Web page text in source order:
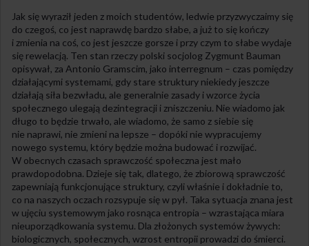
Jak się wyraził jeden z moich studentów, ledwie przyzwyczaimy się
do czegoś, co jest naprawdę bardzo słabe, a już to się kończy
i zmienia na coś, co jest jeszcze gorsze i przy czym to słabe wydaje
się rewelacją. Ten stan rzeczy polski socjolog Zygmunt Bauman
opisywał, za Antonio Gramscim, jako interregnum – czas pomiędzy
działającymi systemami, gdy stare struktury niekiedy jeszcze
działają siła bezwładu, ale generalnie zasady i wzorce życia
społecznego ulegają dezintegracji i zniszczeniu. Nie wiadomo jak
długo to będzie trwało, ale wiadomo, że samo z siebie się
nie naprawi, nie zmieni na lepsze – dopóki nie wypracujemy
nowego systemu, który będzie można budować i rozwijać.
W obecnych czasach sprawczość społeczna jest mało
prawdopodobna. Dzieje się tak, dlatego, że zbiorową sprawczość
zapewniają funkcjonujące struktury, czyli właśnie i dokładnie to,
co na naszych oczach rozsypuje się w pył. Taka sytuacja znana jest
w ujęciu systemowym jako rosnąca entropia – wzrastająca miara
nieuporządkowania systemu. Dla złożonych systemów żywych:
biologicznych, społecznych, wzrost entropii prowadzi do śmierci.